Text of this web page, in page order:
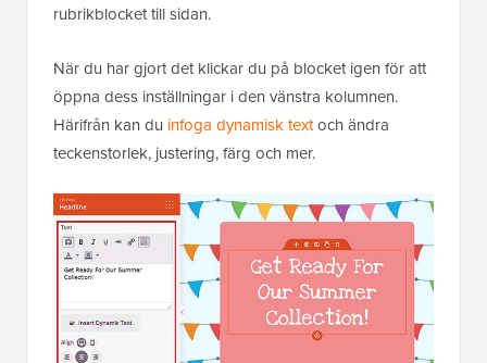
rubrikblocket till sidan.
När du har gjort det klickar du på blocket igen för att
öppna dess inställningar i den vänstra kolumnen.
Härifrån kan du infoga dynamisk textoch ändra
teckenstorlek, justering, färg och mer.